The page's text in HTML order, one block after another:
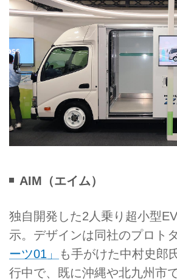
AIM（エイム）
独自開発した2人乗り超小型
示。デザインは同社のプロト
ーツ01」
も手がけた中村史郎
行中で、既に沖縄や北九州市